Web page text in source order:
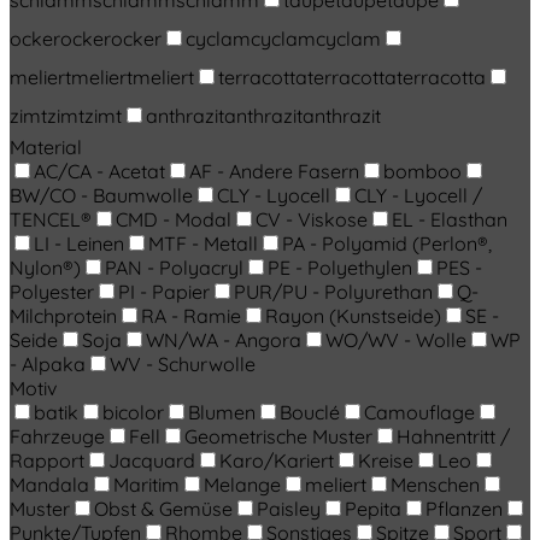
ockerockerocker cyclamcyclamcyclam
meliertmeliertmeliert terracottaterracottaterracotta
zimtzimtzimt anthrazitanthrazitanthrazit
Material
AC/CA - Acetat
AF - Andere Fasern
bomboo
BW/CO - Baumwolle
CLY - Lyocell
CLY - Lyocell /
TENCEL®
CMD - Modal CV - Viskose
EL - Elasthan
LI - Leinen
MTF - Metall
PA - Polyamid (Perlon®,
Nylon®)
PAN - Polyacryl PE - Polyethylen
PES -
Polyester
PI - Papier PUR/PU - Polyurethan
Q-
Milchprotein
RA - Ramie Rayon (Kunstseide)
SE -
Seide
Soja WN/WA - Angora WO/WV - Wolle
WP
- Alpaka
WV - Schurwolle
Motiv
batik
bicolor Blumen Bouclé
Camouflage
Fahrzeuge
Fell Geometrische Muster
Hahnentritt /
Rapport
Jacquard Karo/Kariert Kreise
Leo
Mandala
Maritim Melange meliert
Menschen
Muster
Obst & Gemüse Paisley Pepita
Pflanzen
Punkte/Tupfen
Rhombe Sonstiges Spitze Sport